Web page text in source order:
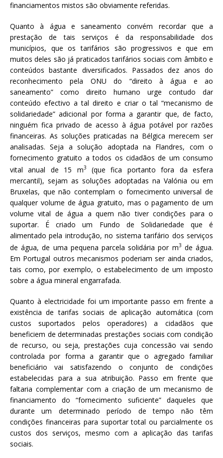
financiamentos mistos são obviamente referidas.
Quanto à água e saneamento convém recordar que a
prestação de tais serviços é da responsabilidade dos
municípios, que os tarifários são progressivos e que em
muitos deles são já praticados tarifários sociais com âmbito e
conteúdos bastante diversificados. Passados dez anos do
reconhecimento pela ONU do “direito à água e ao
saneamento” como direito humano urge contudo dar
conteúdo efectivo a tal direito e criar o tal “mecanismo de
solidariedade” adicional por forma a garantir que, de facto,
ninguém fica privado de acesso à água potável por razões
financeiras. As soluções praticadas na Bélgica merecem ser
analisadas. Seja a solução adoptada na Flandres, com o
fornecimento gratuito a todos os cidadãos de um consumo
vital anual de 15 m3
(que fica portanto fora da esfera
mercantil), sejam as soluções adoptadas na Valónia ou em
Bruxelas, que não contemplam o fornecimento universal de
qualquer volume de água gratuito, mas o pagamento de um
volume vital de água a quem não tiver condições para o
suportar. É criado um Fundo de Solidariedade que é
alimentado pela introdução, no sistema tarifário dos serviços
de água, de uma pequena parcela solidária por m3 de água.
Em Portugal outros mecanismos poderiam ser ainda criados,
tais como, por exemplo, o estabelecimento de um imposto
sobre a água mineral engarrafada.
Quanto à electricidade foi um importante passo em frente a
existência de tarifas sociais de aplicação automática (com
custos suportados pelos operadores) a cidadãos que
beneficiem de determinadas prestações sociais com condição
de recurso, ou seja, prestações cuja concessão vai sendo
controlada por forma a garantir que o agregado familiar
beneficiário vai satisfazendo o conjunto de condições
estabelecidas para a sua atribuição. Passo em frente que
faltaria complementar com a criação de um mecanismo de
financiamento do “fornecimento suficiente” daqueles que
durante um determinado período de tempo não têm
condições financeiras para suportar total ou parcialmente os
custos dos serviços, mesmo com a aplicação das tarifas
sociais.